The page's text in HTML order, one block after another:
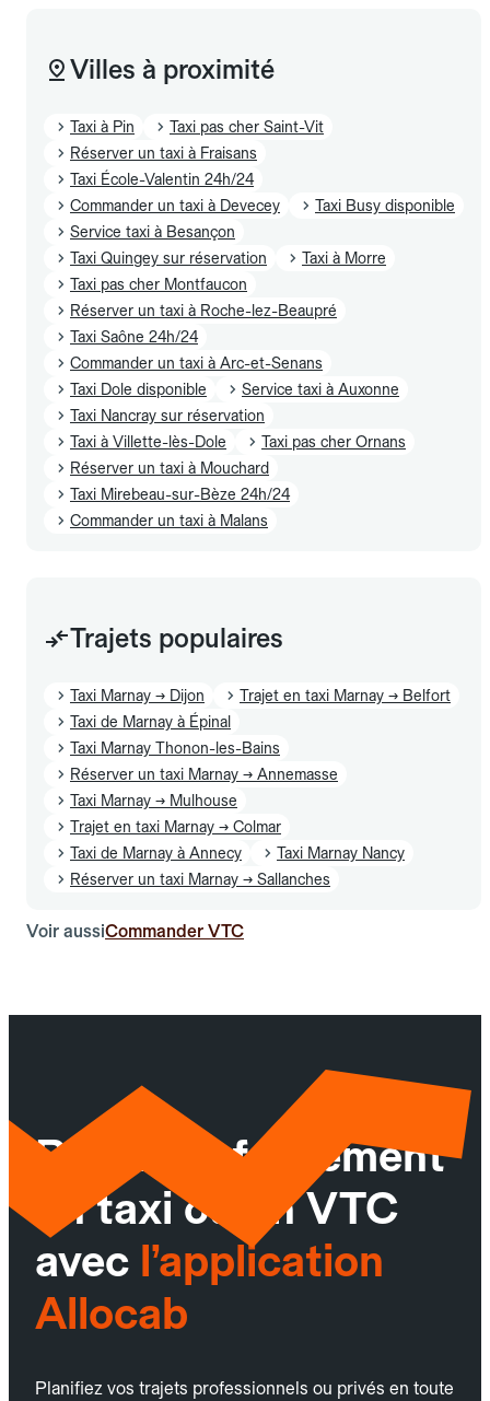
Villes à proximité
Taxi à Pin
Taxi pas cher Saint-Vit
Réserver un taxi à Fraisans
Taxi École-Valentin 24h/24
Commander un taxi à Devecey
Taxi Busy disponible
Service taxi à Besançon
Taxi Quingey sur réservation
Taxi à Morre
Taxi pas cher Montfaucon
Réserver un taxi à Roche-lez-Beaupré
Taxi Saône 24h/24
Commander un taxi à Arc-et-Senans
Taxi Dole disponible
Service taxi à Auxonne
Taxi Nancray sur réservation
Taxi à Villette-lès-Dole
Taxi pas cher Ornans
Réserver un taxi à Mouchard
Taxi Mirebeau-sur-Bèze 24h/24
Commander un taxi à Malans
Trajets populaires
Taxi Marnay → Dijon
Trajet en taxi Marnay → Belfort
Taxi de Marnay à Épinal
Taxi Marnay Thonon-les-Bains
Réserver un taxi Marnay → Annemasse
Taxi Marnay → Mulhouse
Trajet en taxi Marnay → Colmar
Taxi de Marnay à Annecy
Taxi Marnay Nancy
Réserver un taxi Marnay → Sallanches
Voir aussiCommander VTC
Réservez facilement
un taxi ou un VTC
avec l’application
Allocab
Planifiez vos trajets professionnels ou privés en toute